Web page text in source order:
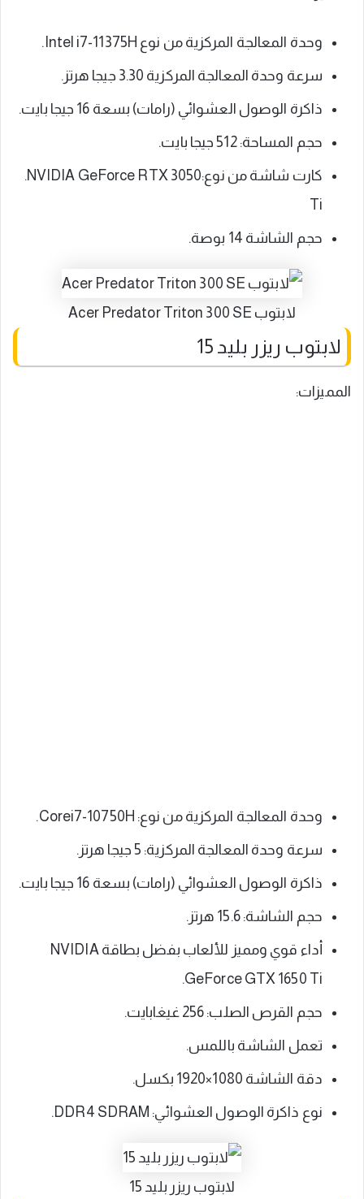
وحدة المعالجة المركزية من نوع Intel i7-11375H.
سرعة وحدة المعالجة المركزية 3.30 جيجا هرتز.
ذاكرة الوصول العشوائي (رامات) بسعة 16 جيجا بايت.
حجم المساحة: 512 جيجا بايت.
كارت شاشة من نوع:‎.NVIDIA GeForce RTX 3050
Ti
حجم الشاشة 14 بوصة.
لابتوب Acer Predator Triton 300 SE
لابتوب ريزر بليد 15
المميزات:
وحدة المعالجة المركزية من نوع: Corei7-10750H.
سرعة وحدة المعالجة المركزية: 5 جيجا هرتز.
ذاكرة الوصول العشوائي (رامات) بسعة 16 جيجا بايت.
حجم الشاشة: 15.6 هرتز.
أداء قوي ومميز للألعاب بفضل بطاقة NVIDIA
GeForce GTX 1650 Ti.
حجم القرص الصلب: 256 غيغابايت.
تعمل الشاشة باللمس.
دقة الشاشة 1080×1920 بكسل.
نوع ذاكرة الوصول العشوائي: DDR4 SDRAM.
لابتوب ريزر بليد 15